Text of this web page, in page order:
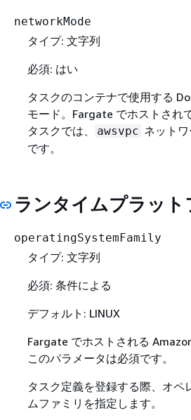
networkMode
タイプ: 文字列
必須: はい
タスクのコンテナで使用する
モード。Fargate でホストされ
タスクでは、
awsvpc ネット
です。
ランタイムプラット
operatingSystemFamily
タイプ: 文字列
必須: 条件による
デフォルト: LINUX
Fargate でホストされる Amazon
このパラメータは必須です。
タスク定義を登録する際、オペ
ムファミリを指定します。